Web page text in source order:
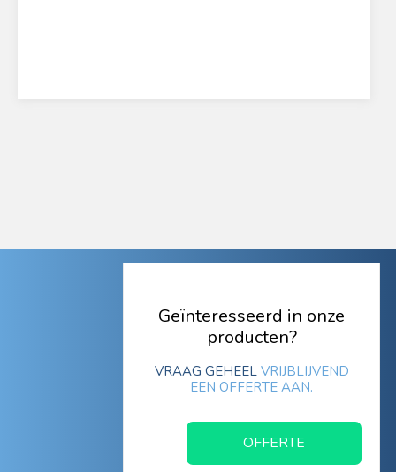
Geïnteresseerd in onze
producten?
VRAAG GEHEEL VRIJBLIJVEND
EEN OFFERTE AAN.
OFFERTE